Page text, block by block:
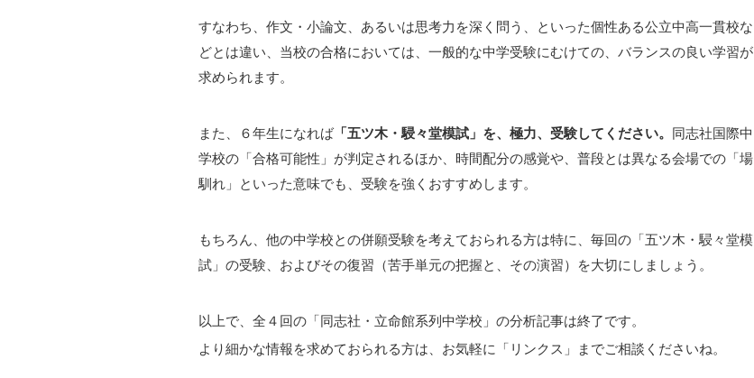
すなわち、作文・小論文、あるいは思考力を深く問う、といった個性ある公立中高一貫校な
どとは違い、当校の合格においては、一般的な中学受験にむけての、バランスの良い学習が
求められます。
また、６年生になれば「五ツ木・駸々堂模試」を、極力、受験してください。 同志社国際中
学校の「合格可能性」が判定されるほか、時間配分の感覚や、普段とは異なる会場での「場
馴れ」といった意味でも、受験を強くおすすめします。
もちろん、他の中学校との併願受験を考えておられる方は特に、毎回の「五ツ木・駸々堂模
試」の受験、およびその復習（苦手単元の把握と、その演習）を大切にしましょう。
以上で、全４回の「同志社・立命館系列中学校」の分析記事は終了です。
より細かな情報を求めておられる方は、お気軽に「リンクス」までご相談くださいね。